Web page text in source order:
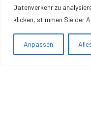
Datenverkehr zu
klicken, stimmen Sie der
Anpassen
Name, E-Mail-Adresse und
nächsten Kommentar